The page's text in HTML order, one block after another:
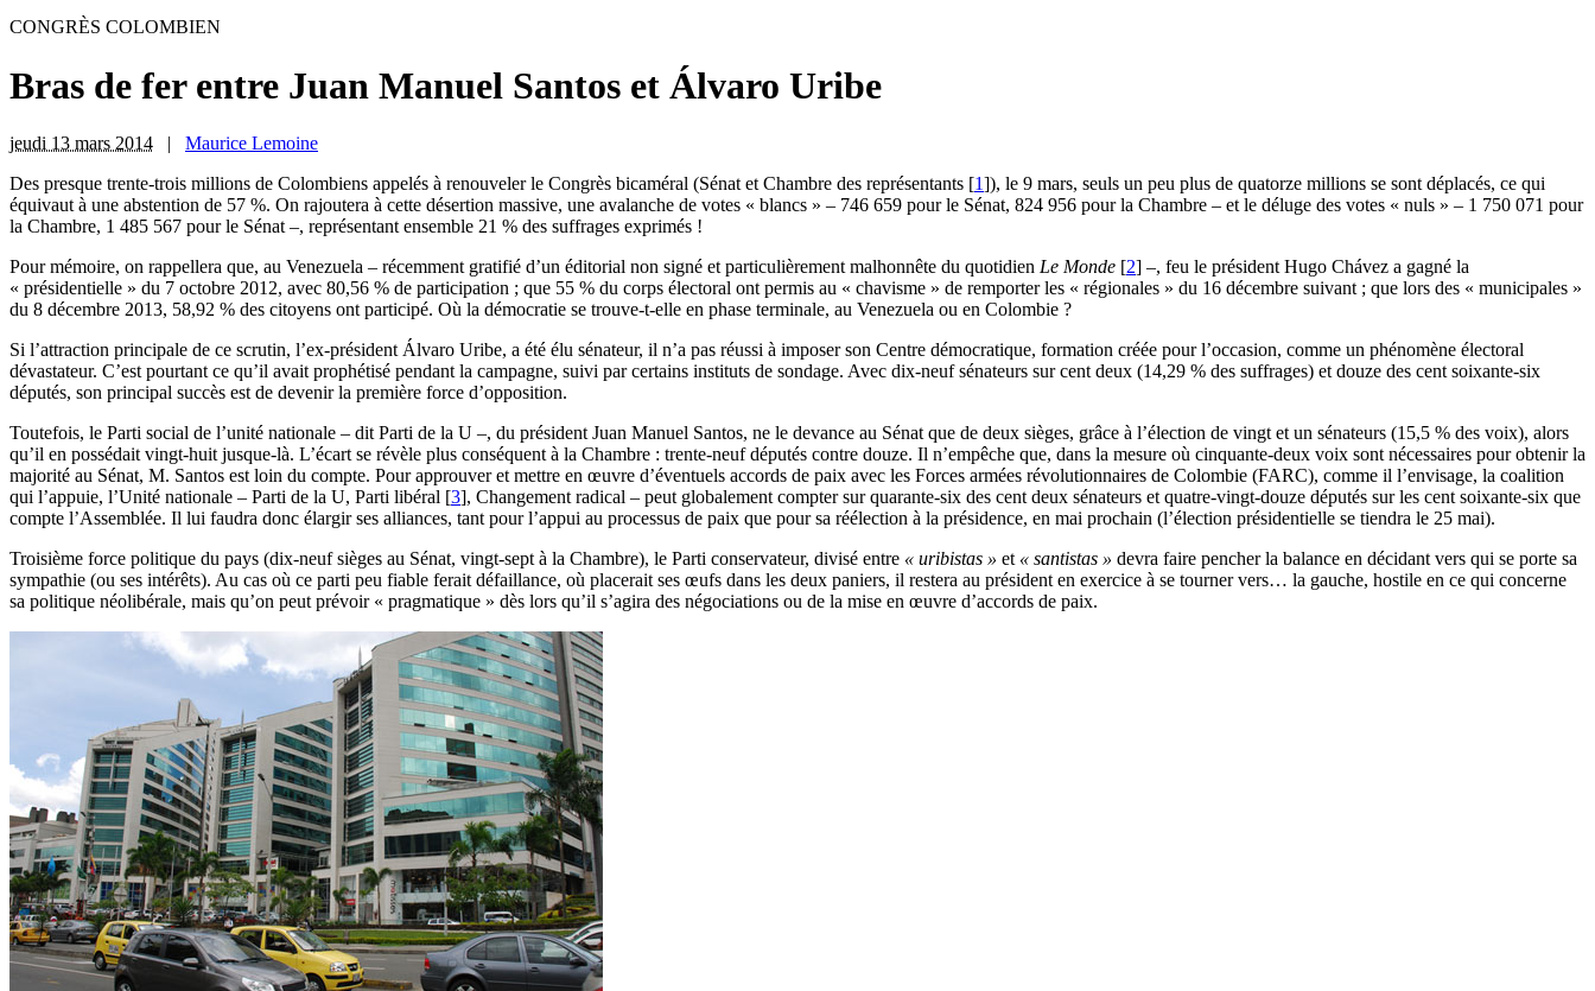
CONGRÈS COLOMBIEN
Bras de fer entre Juan Manuel Santos et Álvaro Uribe
jeudi 13 mars 2014 | Maurice Lemoine
Des presque trente-trois millions de Colombiens appelés à renouveler le Congrès bicaméral (Sénat et Chambre des représentants [1]), le 9 mars, seuls un peu plus de quatorze millions se sont déplacés, ce qui
équivaut à une abstention de 57 %. On rajoutera à cette désertion massive, une avalanche de votes « blancs » – 746 659 pour le Sénat, 824 956 pour la Chambre – et le déluge des votes « nuls » – 1 750 071 pour
la Chambre, 1 485 567 pour le Sénat –, représentant ensemble 21 % des suffrages exprimés !
Pour mémoire, on rappellera que, au Venezuela – récemment gratifié d’un éditorial non signé et particulièrement malhonnête du quotidien Le Monde [2] –, feu le président Hugo Chávez a gagné la
« présidentielle » du 7 octobre 2012, avec 80,56 % de participation ; que 55 % du corps électoral ont permis au « chavisme » de remporter les « régionales » du 16 décembre suivant ; que lors des « municipales »
du 8 décembre 2013, 58,92 % des citoyens ont participé. Où la démocratie se trouve-t-elle en phase terminale, au Venezuela ou en Colombie ?
Si l’attraction principale de ce scrutin, l’ex-président Álvaro Uribe, a été élu sénateur, il n’a pas réussi à imposer son Centre démocratique, formation créée pour l’occasion, comme un phénomène électoral
dévastateur. C’est pourtant ce qu’il avait prophétisé pendant la campagne, suivi par certains instituts de sondage. Avec dix-neuf sénateurs sur cent deux (14,29 % des suffrages) et douze des cent soixante-six
députés, son principal succès est de devenir la première force d’opposition.
Toutefois, le Parti social de l’unité nationale – dit Parti de la U –, du président Juan Manuel Santos, ne le devance au Sénat que de deux sièges, grâce à l’élection de vingt et un sénateurs (15,5 % des voix), alors
qu’il en possédait vingt-huit jusque-là. L’écart se révèle plus conséquent à la Chambre : trente-neuf députés contre douze. Il n’empêche que, dans la mesure où cinquante-deux voix sont nécessaires pour obtenir la
majorité au Sénat, M. Santos est loin du compte. Pour approuver et mettre en œuvre d’éventuels accords de paix avec les Forces armées révolutionnaires de Colombie (FARC), comme il l’envisage, la coalition
qui l’appuie, l’Unité nationale – Parti de la U, Parti libéral [3], Changement radical – peut globalement compter sur quarante-six des cent deux sénateurs et quatre-vingt-douze députés sur les cent soixante-six que
compte l’Assemblée. Il lui faudra donc élargir ses alliances, tant pour l’appui au processus de paix que pour sa réélection à la présidence, en mai prochain (l’élection présidentielle se tiendra le 25 mai).
Troisième force politique du pays (dix-neuf sièges au Sénat, vingt-sept à la Chambre), le Parti conservateur, divisé entre « uribistas » et « santistas » devra faire pencher la balance en décidant vers qui se porte sa
sympathie (ou ses intérêts). Au cas où ce parti peu fiable ferait défaillance, où placerait ses œufs dans les deux paniers, il restera au président en exercice à se tourner vers… la gauche, hostile en ce qui concerne
sa politique néolibérale, mais qu’on peut prévoir « pragmatique » dès lors qu’il s’agira des négociations ou de la mise en œuvre d’accords de paix.